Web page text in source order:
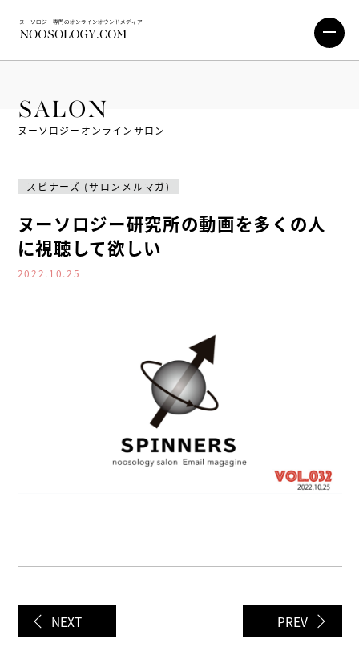
SALON
ヌーソロジーオンラインサロン
スピナーズ (サロンメルマガ)
ヌーソロジー研究所の動画を多くの人
に視聴して欲しい
2022.10.25
NEXT PREV